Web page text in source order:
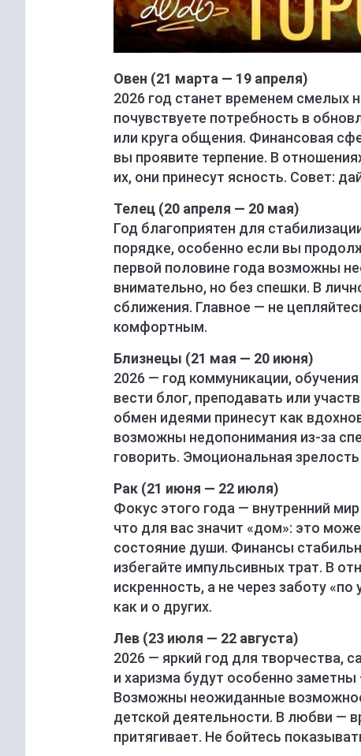
Овен (21 марта — 19 апреля)
2026 год станет временем смелых
почувствуете потребность в
или круга общения. Финансовая
вы проявите терпение. В
их, они принесут ясность. Совет:
Телец (20 апреля — 20 мая)
Год благоприятен для
порядке, особенно если вы
первой половине года возможны
внимательно, но без спешки. В
сближения. Главное — не
комфортным.
Близнецы (21 мая — 20 июня)
2026 — год коммуникации,
вести блог, преподавать или
обмен идеями принесут как
возможны недопонимания из-за
говорить. Эмоциональная
Рак (21 июня — 22 июля)
Фокус этого года — внутренний
что для вас значит «дом»: это
состояние души. Финансы
избегайте импульсивных трат. В
искренность, а не через заботу
как и о других.
Лев (23 июля — 22 августа)
2026 — яркий год для творчества,
и харизма будут особенно
Возможны неожиданные
детской деятельности. В любви —
притягивает. Не бойтесь